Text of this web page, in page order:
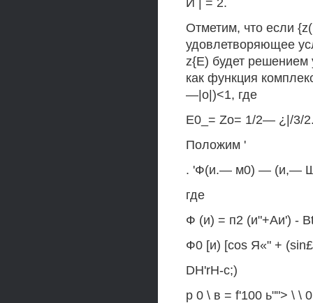
И | = 2.
Отметим, что если
удовлетворяющее
z{E) будет решением
как функция
—|о|)<1, где
Е0_= Zo= 1/2— ¿|/3/
Положим '
. 'Ф(и.— м0) — (и,—
где
Ф (и) = п2 (и"+Аи') -
Ф0 [и) [cos Я«" +
DH'rH-c;)
р 0 \ в = f'100 ь""> \ \